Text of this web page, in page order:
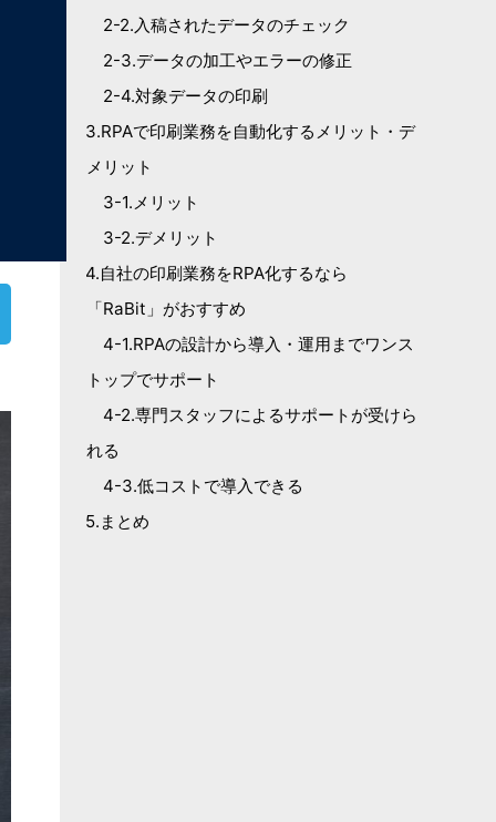
2-2.入稿されたデータのチェック
2-3.データの加工やエラーの修正
2-4.対象データの印刷
3.RPAで印刷業務を自動化するメリット・デ
メリット
3-1.メリット
3-2.デメリット
4.自社の印刷業務をRPA化するなら
「RaBit」がおすすめ
4-1.RPAの設計から導入・運用までワンス
トップでサポート
4-2.専門スタッフによるサポートが受けら
れる
4-3.低コストで導入できる
5.まとめ